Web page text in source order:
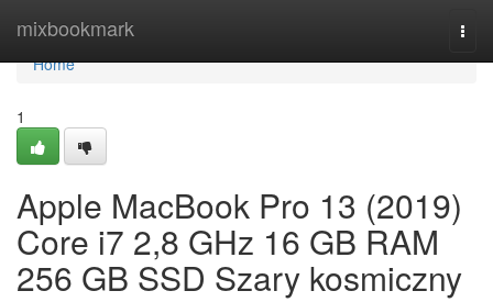
mixbookmark
Home
Home
1
Apple MacBook Pro 13 (2019)
Core i7 2,8 GHz 16 GB RAM
256 GB SSD Szary kosmiczny